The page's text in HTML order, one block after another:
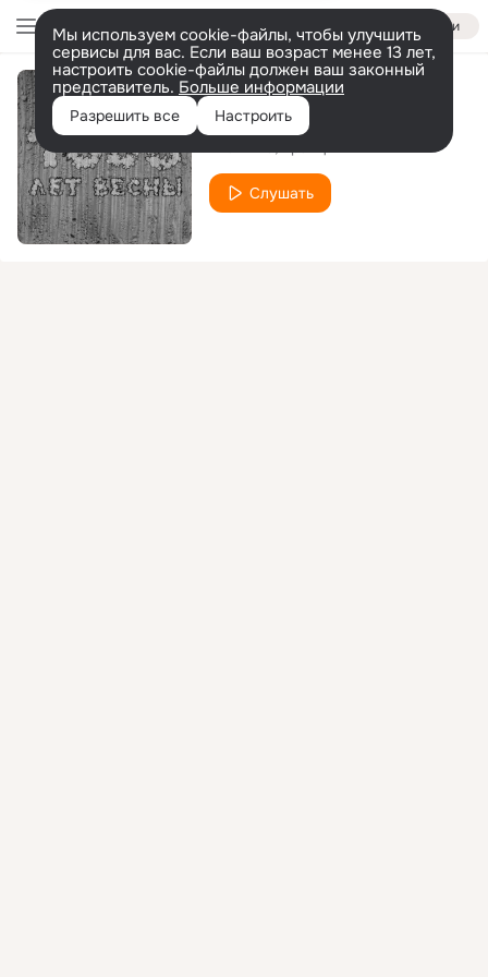
Войти
Мы используем cookie-файлы, чтобы улучшить
сервисы для вас. Если ваш возраст менее 13 лет,
настроить cookie-файлы должен ваш законный
представитель. Больше информации
Разрешить все Настроить
Где-то там
Слушать